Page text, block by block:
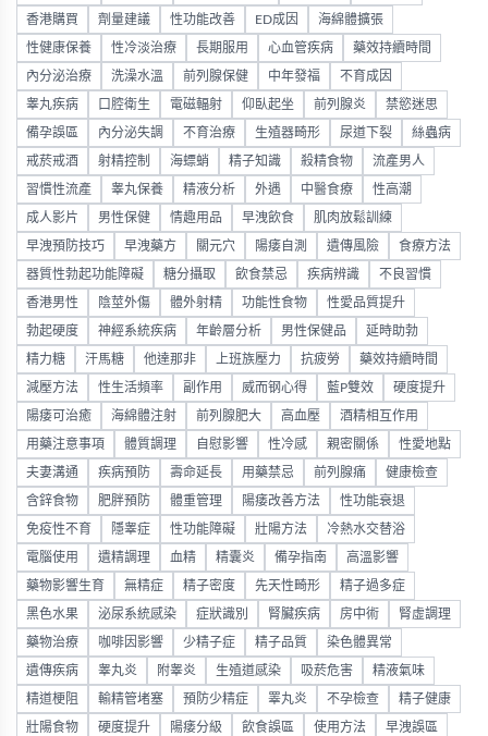
香港購買 劑量建議 性功能改善 ED成因 海綿體擴張
性健康保養 性冷淡治療 長期服用 心血管疾病 藥效持續時間
內分泌治療 洗澡水溫 前列腺保健 中年發福 不育成因
睾丸疾病 口腔衛生 電磁輻射 仰臥起坐 前列腺炎 禁慾迷思
備孕誤區 內分泌失調 不育治療 生殖器畸形 尿道下裂 絲蟲病
戒菸戒酒 射精控制 海螵蛸 精子知識 殺精食物 流產男人
習慣性流產 睾丸保養 精液分析 外遇 中醫食療 性高潮
成人影片 男性保健 情趣用品 早洩飲食 肌肉放鬆訓練
早洩預防技巧 早洩藥方 關元穴 陽痿自測 遺傳風險 食療方法
器質性勃起功能障礙 糖分攝取 飲食禁忌 疾病辨識 不良習慣
香港男性 陰莖外傷 體外射精 功能性食物 性愛品質提升
勃起硬度 神經系統疾病 年齡層分析 男性保健品 延時助勃
精力糖 汗馬糖 他達那非 上班族壓力 抗疲勞 藥效持續時間
減壓方法 性生活頻率 副作用 威而钢心得 藍P雙效 硬度提升
陽痿可治癒 海綿體注射 前列腺肥大 高血壓 酒精相互作用
用藥注意事項 體質調理 自慰影響 性冷感 親密關係 性愛地點
夫妻溝通 疾病預防 壽命延長 用藥禁忌 前列腺痛 健康檢查
含鋅食物 肥胖預防 體重管理 陽痿改善方法 性功能衰退
免疫性不育 隱睾症 性功能障礙 壯陽方法 冷熱水交替浴
電腦使用 遺精調理 血精 精囊炎 備孕指南 高溫影響
藥物影響生育 無精症 精子密度 先天性畸形 精子過多症
黑色水果 泌尿系統感染 症狀識別 腎臟疾病 房中術 腎虛調理
藥物治療 咖啡因影響 少精子症 精子品質 染色體異常
遺傳疾病 睾丸炎 附睾炎 生殖道感染 吸菸危害 精液氣味
精道梗阻 輸精管堵塞 預防少精症 睪丸炎 不孕檢查 精子健康
壯陽食物 硬度提升 陽痿分級 飲食誤區 使用方法 早洩誤區